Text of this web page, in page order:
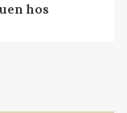
hos